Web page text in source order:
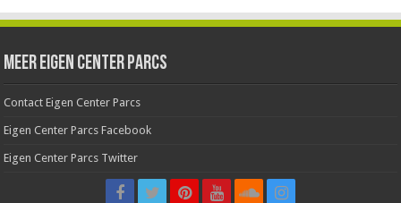
Meer Eigen Center Parcs
Contact Eigen Center Parcs
Eigen Center Parcs Facebook
Eigen Center Parcs Twitter